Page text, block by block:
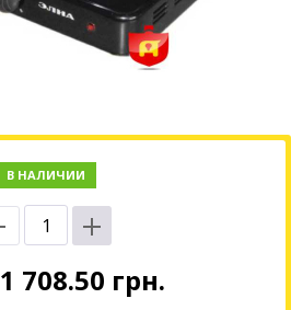
В НАЛИЧИИ
1 708.50 грн.